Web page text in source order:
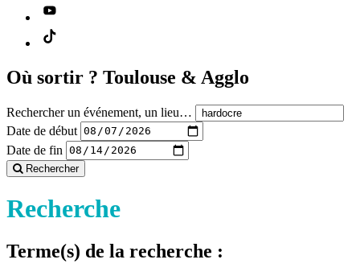
Où sortir ? Toulouse & Agglo
Rechercher un événement, un lieu…
Date de début
Date de fin
Rechercher
Recherche
Terme(s) de la recherche :